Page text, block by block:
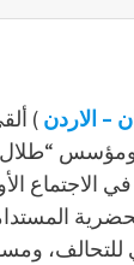
– الاردن )
“طلال
في الاجتماع
للتحالف،